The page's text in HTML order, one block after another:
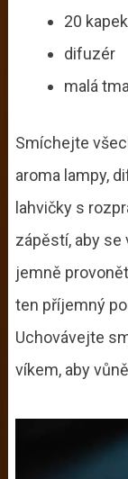
20
difuzér
malá
Smíchejte
aroma lampy,
lahvičky s
zápěstí, aby
jemně
ten příjemný
Uchovávejte
víkem, aby